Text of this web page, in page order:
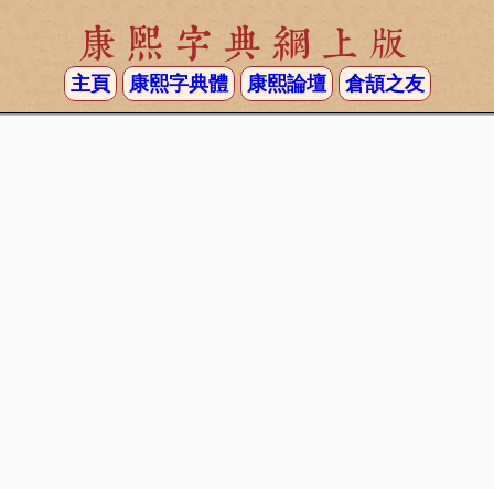
康熙字典網上版
主頁 康熙字典體 康熙論壇 倉頡之友